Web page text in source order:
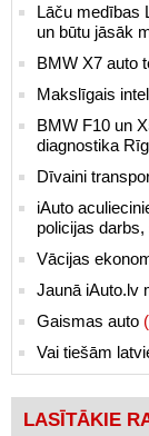
Lāču medības
un būtu jāsāk
BMW X7 auto
Makslīgais
BMW F10 un
diagnostika
Dīvaini
iAuto
policijas
Vācijas
Jaunā iAuto.lv
Gaismas auto
Vai tiešām
LASĪTĀKIE